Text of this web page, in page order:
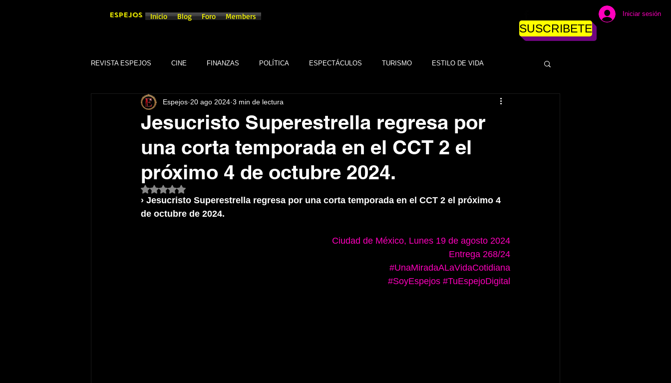
ESPEJOS Inicio Blog Foro Members
SUSCRIBETE
Iniciar sesión
REVISTA ESPEJOS CINE FINANZAS POLÍTICA ESPECTÁCULOS TURISMO ESTILO DE VIDA
DEPORTES SOCIEDAD TECNOLOGÍA TABASCO
SINDICATOS FSTSE CINE ESPECTÁCULOS ALTRUISMO EMPRESAS
GOBIERNO DE GUANAJUATO, GTO
Jesucristo Superestrella regresa por
una corta temporada en el CCT 2 el
próximo 4 de octubre 2024.
Espejos 20 ago 2024 3 min de lectura
Obtuvo NaN de 5 estrellas.
› Jesucristo Superestrella regresa por una corta temporada en el CCT 2 el próximo 4
de octubre de 2024.
Ciudad de México, Lunes 19 de agosto 2024
Entrega 268/24
#UnaMiradaALaVidaCotidiana
#SoyEspejos #TuEspejoDigital